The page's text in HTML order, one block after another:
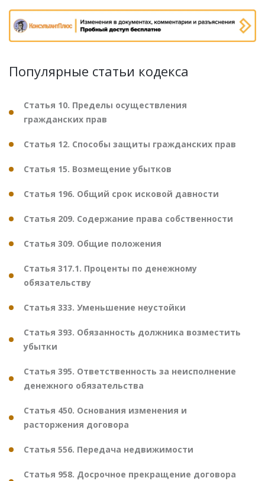
Популярные статьи кодекса
Статья 10. Пределы осуществления
гражданских прав
Статья 12. Способы защиты гражданских прав
Статья 15. Возмещение убытков
Статья 196. Общий срок исковой давности
Статья 209. Содержание права собственности
Статья 309. Общие положения
Статья 317.1. Проценты по денежному
обязательству
Статья 333. Уменьшение неустойки
Статья 393. Обязанность должника возместить
убытки
Статья 395. Ответственность за неисполнение
денежного обязательства
Статья 450. Основания изменения и
расторжения договора
Статья 556. Передача недвижимости
Статья 958. Досрочное прекращение договора